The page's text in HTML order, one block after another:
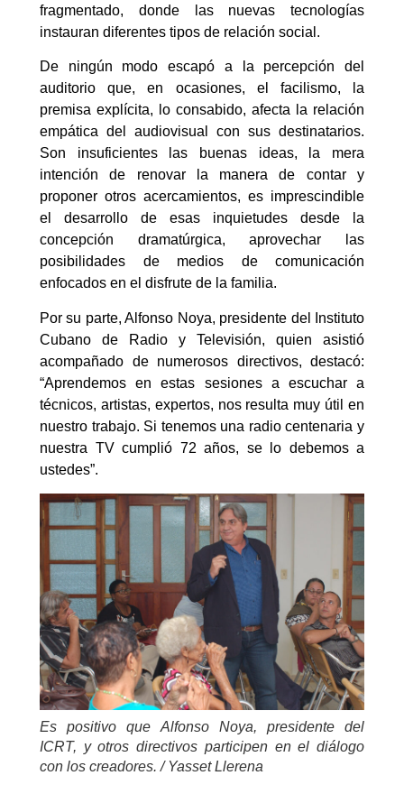
fragmentado, donde las nuevas tecnologías
instauran diferentes tipos de relación social.
De ningún modo escapó a la percepción del
auditorio que, en ocasiones, el facilismo, la
premisa explícita, lo consabido, afecta la relación
empática del audiovisual con sus destinatarios.
Son insuficientes las buenas ideas, la mera
intención de renovar la manera de contar y
proponer otros acercamientos, es imprescindible
el desarrollo de esas inquietudes desde la
concepción dramatúrgica, aprovechar las
posibilidades de medios de comunicación
enfocados en el disfrute de la familia.
Por su parte, Alfonso Noya, presidente del Instituto
Cubano de Radio y Televisión, quien asistió
acompañado de numerosos directivos, destacó:
“Aprendemos en estas sesiones a escuchar a
técnicos, artistas, expertos, nos resulta muy útil en
nuestro trabajo. Si tenemos una radio centenaria y
nuestra TV cumplió 72 años, se lo debemos a
ustedes”.
Es positivo que Alfonso Noya, presidente del
ICRT, y otros directivos participen en el diálogo
con los creadores. / Yasset Llerena